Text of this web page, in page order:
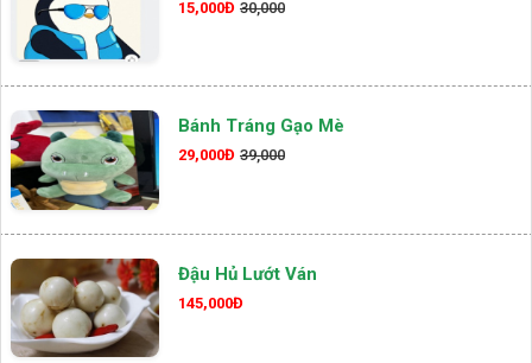
15,000Đ 30,000
Bánh Tráng Gạo Mè
29,000Đ 39,000
Đậu Hủ Lướt Ván
145,000Đ